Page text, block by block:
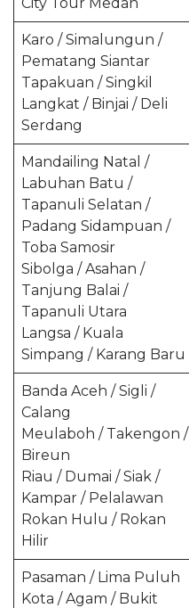
Karo / Simalungun /
Pematang Siantar
Tapakuan / Singkil
Langkat / Binjai / Deli
Serdang
Mandailing Natal /
Labuhan Batu /
Tapanuli Selatan /
Padang Sidampuan /
Toba Samosir
Sibolga / Asahan /
Tanjung Balai /
Tapanuli Utara
Langsa / Kuala
Simpang / Karang Baru
Banda Aceh / Sigli /
Calang
Meulaboh / Takengon /
Bireun
Riau / Dumai / Siak /
Kampar / Pelalawan
Rokan Hulu / Rokan
Hilir
Pasaman / Lima Puluh
Kota / Agam / Bukit